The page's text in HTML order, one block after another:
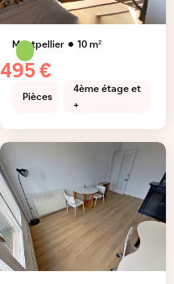
Montpellier 10m²
495 €
Pièces
4ème étage et
+